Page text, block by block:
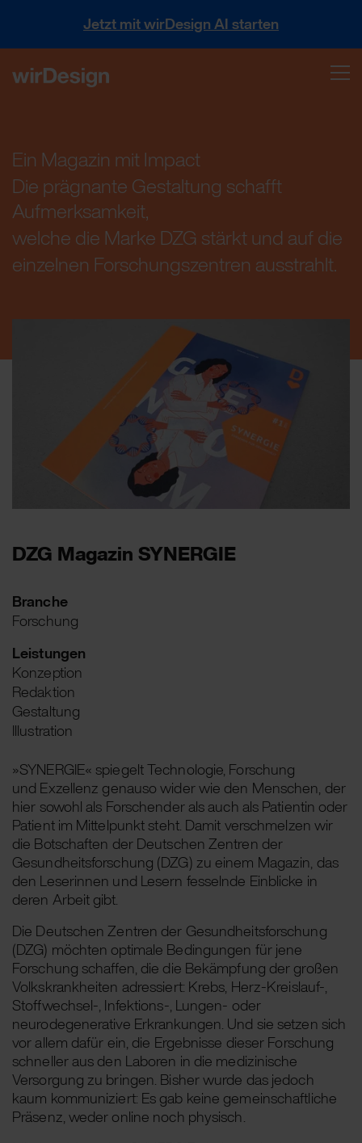
Jetzt mit wirDesign AI starten
Ein Magazin mit Impact
Die prägnante Gestaltung schafft
Aufmerksamkeit,
welche die Marke DZG stärkt und auf die
einzelnen Forschungszentren ausstrahlt.
DZG Magazin SYNERGIE
Branche
Forschung
Leistungen
Konzeption
Redaktion
Gestaltung
Illustration
»SYNERGIE« spiegelt Technologie, Forschung
und Exzellenz genauso wider wie den Menschen, der
hier sowohl als Forschender als auch als Patientin oder
Patient im Mittelpunkt steht. Damit verschmelzen wir
die Botschaften der Deutschen Zentren der
Gesundheitsforschung (DZG) zu einem Magazin, das
den Leserinnen und Lesern fesselnde Einblicke in
deren Arbeit gibt.
Die Deutschen Zentren der Gesundheitsforschung
(DZG) möchten optimale Bedingungen für jene
Forschung schaffen, die die Bekämpfung der großen
Volkskrankheiten adressiert: Krebs, Herz-Kreislauf-,
Stoffwechsel-, Infektions-, Lungen- oder
neurodegenerative Erkrankungen. Und sie setzen sich
vor allem dafür ein, die Ergebnisse dieser Forschung
schneller aus den Laboren in die medizinische
Versorgung zu bringen. Bisher wurde das jedoch
kaum kommuniziert: Es gab keine gemeinschaftliche
Präsenz, weder online noch physisch.